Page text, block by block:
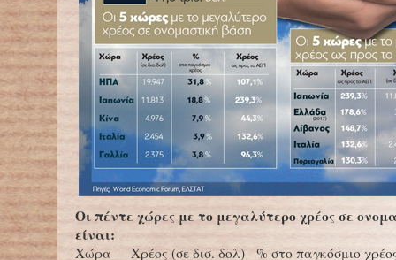
Οι πέντε χώρες με το μεγαλύτερο χρέος σε
είναι:
Χώρα Χρέος (σε δισ. δολ) % στο παγκόσμιο